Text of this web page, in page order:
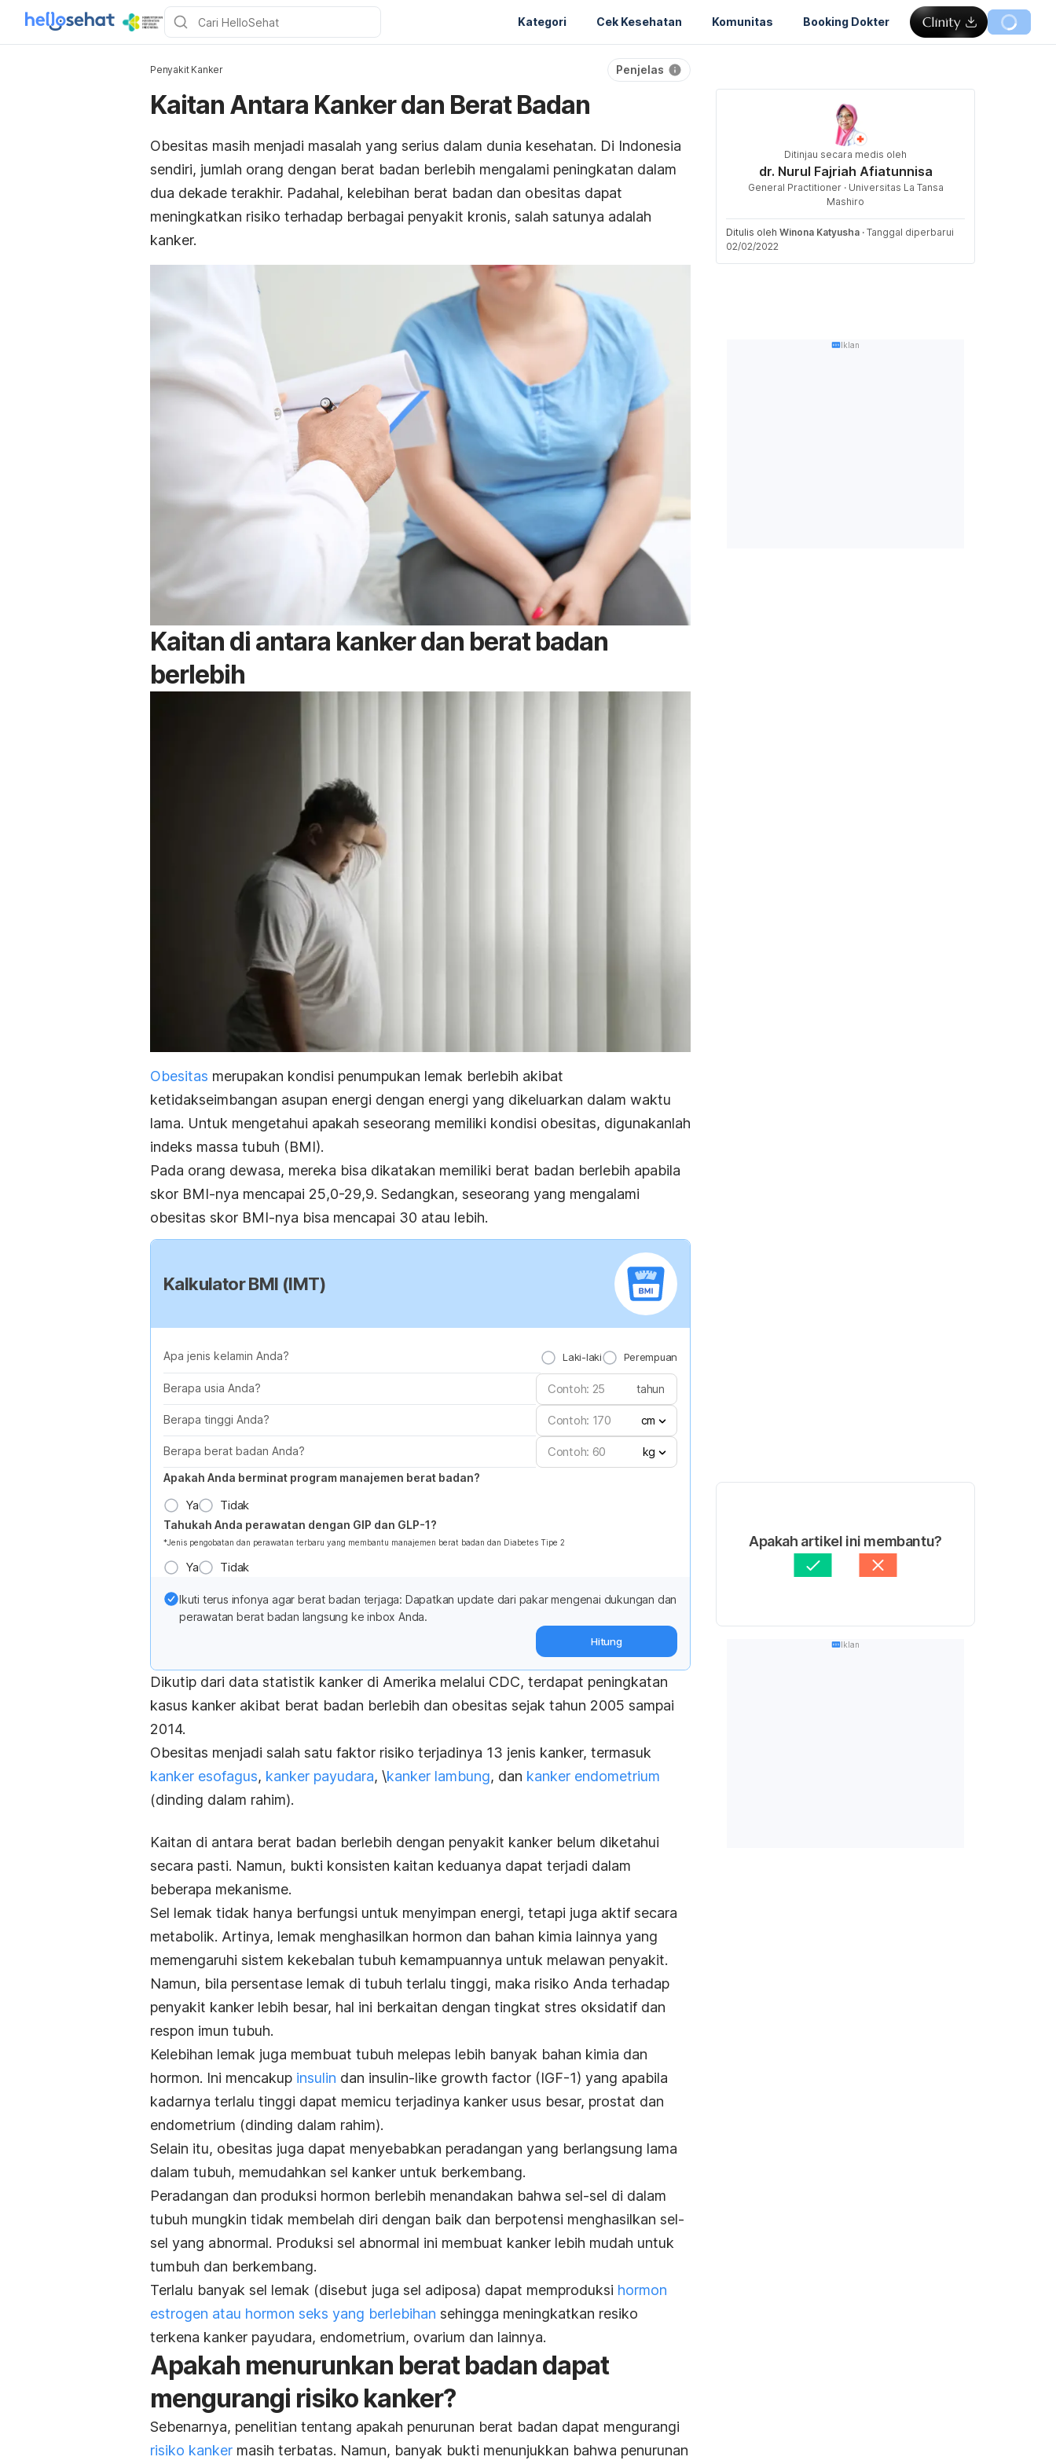
Kategori Cek Kesehatan Komunitas Booking Dokter
Penyakit Kanker Penjelas
Kaitan Antara Kanker dan Berat Badan
Obesitas masih menjadi masalah yang serius dalam dunia kesehatan. Di Indonesia
sendiri, jumlah orang dengan berat badan berlebih mengalami peningkatan dalam
dua dekade terakhir. Padahal, kelebihan berat badan dan obesitas dapat
meningkatkan risiko terhadap berbagai penyakit kronis, salah satunya adalah
kanker.
Kaitan di antara kanker dan berat badan
berlebih
Obesitas merupakan kondisi penumpukan lemak berlebih akibat
ketidakseimbangan asupan energi dengan energi yang dikeluarkan dalam waktu
lama. Untuk mengetahui apakah seseorang memiliki kondisi obesitas, digunakanlah
indeks massa tubuh (BMI).
Pada orang dewasa, mereka bisa dikatakan memiliki berat badan berlebih apabila
skor BMI-nya mencapai 25,0-29,9. Sedangkan, seseorang yang mengalami
obesitas skor BMI-nya bisa mencapai 30 atau lebih.
Kalkulator BMI (IMT)
Apa jenis kelamin Anda? Laki-laki Perempuan
Berapa usia Anda? tahun
Berapa tinggi Anda? cm
Berapa berat badan Anda?
kg
Apakah Anda berminat program manajemen berat badan?
Ya Tidak
Tahukah Anda perawatan dengan GIP dan GLP-1?
*Jenis pengobatan dan perawatan terbaru yang membantu manajemen berat badan dan Diabetes Tipe 2
Ya Tidak
Ikuti terus infonya agar berat badan terjaga: Dapatkan update dari pakar mengenai dukungan dan
perawatan berat badan langsung ke inbox Anda.
Hitung
Dikutip dari data statistik kanker di Amerika melalui CDC, terdapat peningkatan
kasus kanker akibat berat badan berlebih dan obesitas sejak tahun 2005 sampai
2014.
Obesitas menjadi salah satu faktor risiko terjadinya 13 jenis kanker, termasuk
kanker esofagus, kanker payudara, \kanker lambung, dan kanker endometrium
(dinding dalam rahim).
Kaitan di antara berat badan berlebih dengan penyakit kanker belum diketahui
secara pasti. Namun, bukti konsisten kaitan keduanya dapat terjadi dalam
beberapa mekanisme.
Sel lemak tidak hanya berfungsi untuk menyimpan energi, tetapi juga aktif secara
metabolik. Artinya, lemak menghasilkan hormon dan bahan kimia lainnya yang
memengaruhi sistem kekebalan tubuh kemampuannya untuk melawan penyakit.
Namun, bila persentase lemak di tubuh terlalu tinggi, maka risiko Anda terhadap
penyakit kanker lebih besar, hal ini berkaitan dengan tingkat stres oksidatif dan
respon imun tubuh.
Kelebihan lemak juga membuat tubuh melepas lebih banyak bahan kimia dan
hormon. Ini mencakup insulin dan insulin-like growth factor (IGF-1) yang apabila
kadarnya terlalu tinggi dapat memicu terjadinya kanker usus besar, prostat dan
endometrium (dinding dalam rahim).
Selain itu, obesitas juga dapat menyebabkan peradangan yang berlangsung lama
dalam tubuh, memudahkan sel kanker untuk berkembang.
Peradangan dan produksi hormon berlebih menandakan bahwa sel-sel di dalam
tubuh mungkin tidak membelah diri dengan baik dan berpotensi menghasilkan sel-
sel yang abnormal. Produksi sel abnormal ini membuat kanker lebih mudah untuk
tumbuh dan berkembang.
Terlalu banyak sel lemak (disebut juga sel adiposa) dapat memproduksi hormon
estrogen atau hormon seks yang berlebihan sehingga meningkatkan resiko
terkena kanker payudara, endometrium, ovarium dan lainnya.
Apakah menurunkan berat badan dapat
mengurangi risiko kanker?
Sebenarnya, penelitian tentang apakah penurunan berat badan dapat mengurangi
risiko kanker masih terbatas. Namun, banyak bukti menunjukkan bahwa penurunan
Ditinjau secara medis oleh
dr. Nurul Fajriah Afiatunnisa
General Practitioner · Universitas La Tansa
Mashiro
Ditulis oleh Winona Katyusha · Tanggal diperbarui
02/02/2022
Iklan
Apakah artikel ini membantu?
Iklan